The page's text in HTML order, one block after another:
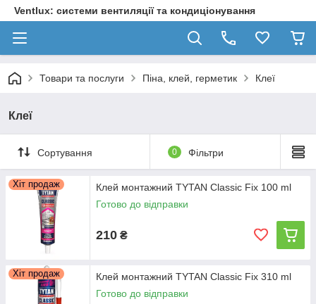
Ventlux: системи вентиляції та кондиціонування
Товари та послуги Піна, клей, герметик Клеї
Клеї
Сортування 0 Фільтри
Хіт продаж
Клей монтажний TYTAN Classic Fix 100 ml
Готово до відправки
210 ₴
Хіт продаж
Клей монтажний TYTAN Classic Fix 310 ml
Готово до відправки